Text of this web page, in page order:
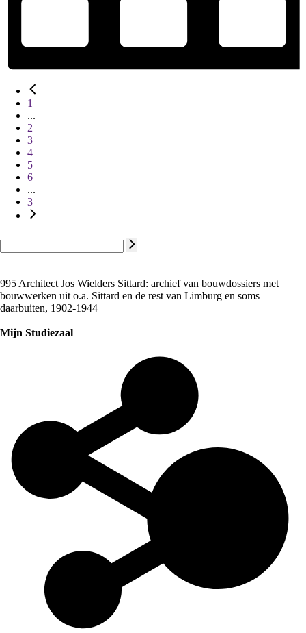
1
...
2
3
4
5
6
...
3
995 Architect Jos Wielders Sittard: archief van bouwdossiers met
bouwwerken uit o.a. Sittard en de rest van Limburg en soms
daarbuiten, 1902-1944
Mijn Studiezaal